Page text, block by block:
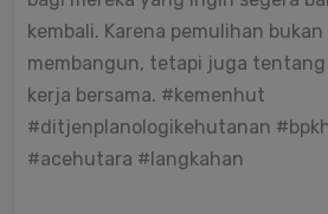
kembali. Karena pemulihan
membangun, tetapi juga
kerja bersama. #kemenhut
#ditjenplanologikehutanan
#acehutara #langkahan